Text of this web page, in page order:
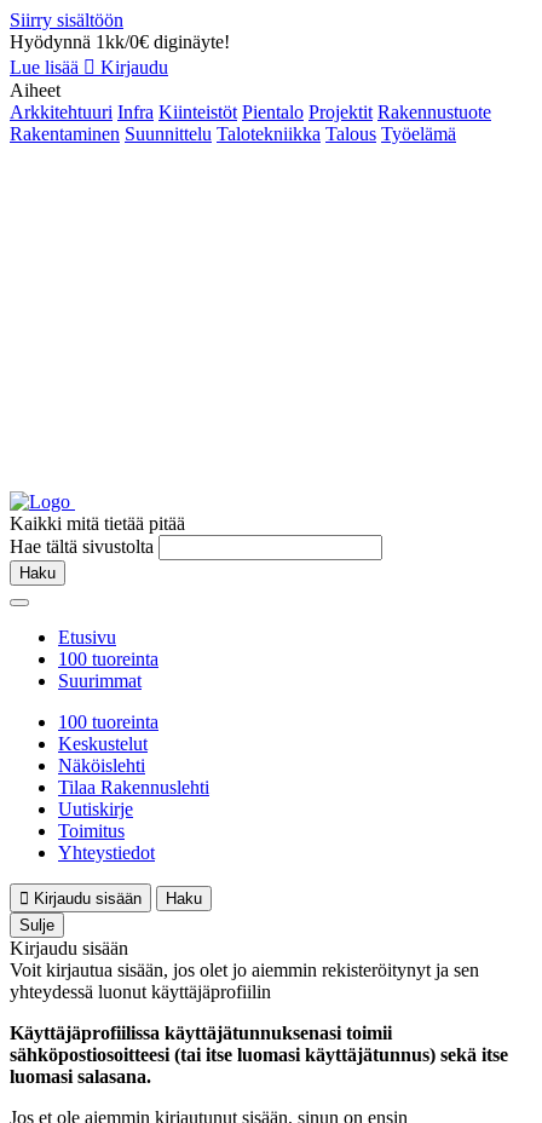
Siirry sisältöön
Hyödynnä 1kk/0€ diginäyte!
Lue lisää
Kirjaudu
Aiheet
Arkkitehtuuri Infra Kiinteistöt Pientalo Projektit Rakennustuote
Rakentaminen Suunnittelu Talotekniikka Talous Työelämä
Kaikki mitä tietää pitää
Hae tältä sivustolta
Haku
Etusivu
100 tuoreinta
Suurimmat
100 tuoreinta
Keskustelut
Näköislehti
Tilaa Rakennuslehti
Uutiskirje
Toimitus
Yhteystiedot
Kirjaudu sisään
Haku
Sulje
Kirjaudu sisään
Voit kirjautua sisään, jos olet jo aiemmin rekisteröitynyt ja sen
yhteydessä luonut käyttäjäprofiilin
Käyttäjäprofiilissa käyttäjätunnuksenasi toimii
sähköpostiosoitteesi (tai itse luomasi käyttäjätunnus) sekä itse
luomasi salasana.
Jos et ole aiemmin kirjautunut sisään, sinun on ensin